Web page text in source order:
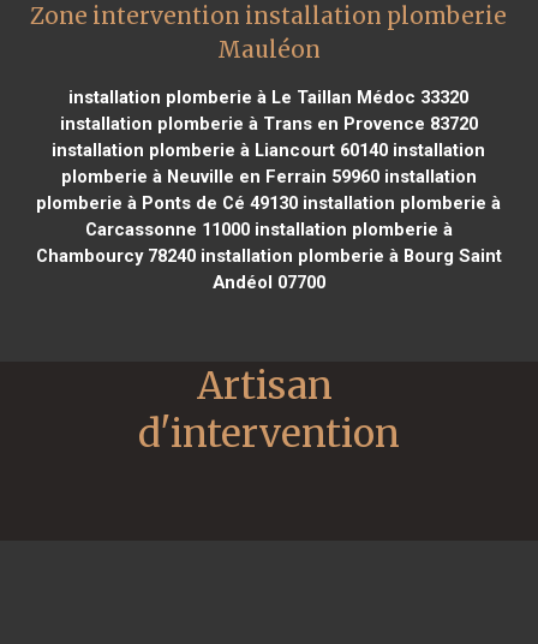
Zone intervention installation plomberie
Mauléon
installation plomberie à Le Taillan Médoc 33320
installation plomberie à Trans en Provence 83720
installation plomberie à Liancourt 60140 installation
plomberie à Neuville en Ferrain 59960installation
plomberie à Ponts de Cé 49130 installation plomberie à
Carcassonne 11000installation plomberie à
Chambourcy 78240installation plomberie à Bourg Saint
Andéol 07700
Artisan
d'intervention